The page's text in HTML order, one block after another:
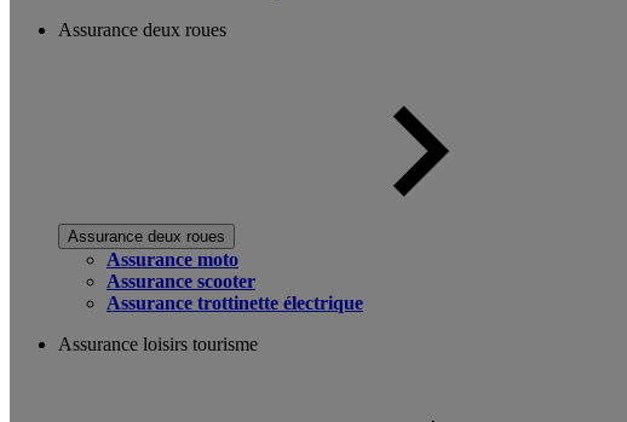
Assurance deux roues
Assurance deux roues
Assurance moto
Assurance scooter
Assurance trottinette électrique
Assurance loisirs tourisme